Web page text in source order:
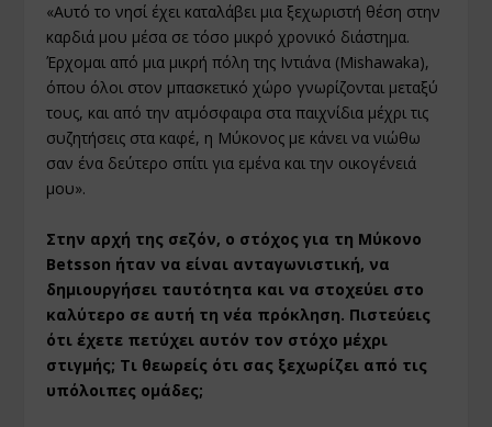
«Αυτό το νησί έχει καταλάβει μια ξεχωριστή θέση στην
καρδιά μου μέσα σε τόσο μικρό χρονικό διάστημα.
Έρχομαι από μια μικρή πόλη της Ιντιάνα (Mishawaka),
όπου όλοι στον μπασκετικό χώρο γνωρίζονται μεταξύ
τους, και από την ατμόσφαιρα στα παιχνίδια μέχρι τις
συζητήσεις στα καφέ, η Μύκονος με κάνει να νιώθω
σαν ένα δεύτερο σπίτι για εμένα και την οικογένειά
μου».
Στην αρχή της σεζόν, ο στόχος για τη Μύκονο
Betsson ήταν να είναι ανταγωνιστική, να
δημιουργήσει ταυτότητα και να στοχεύει στο
καλύτερο σε αυτή τη νέα πρόκληση. Πιστεύεις
ότι έχετε πετύχει αυτόν τον στόχο μέχρι
στιγμής; Τι θεωρείς ότι σας ξεχωρίζει από τις
υπόλοιπες ομάδες;